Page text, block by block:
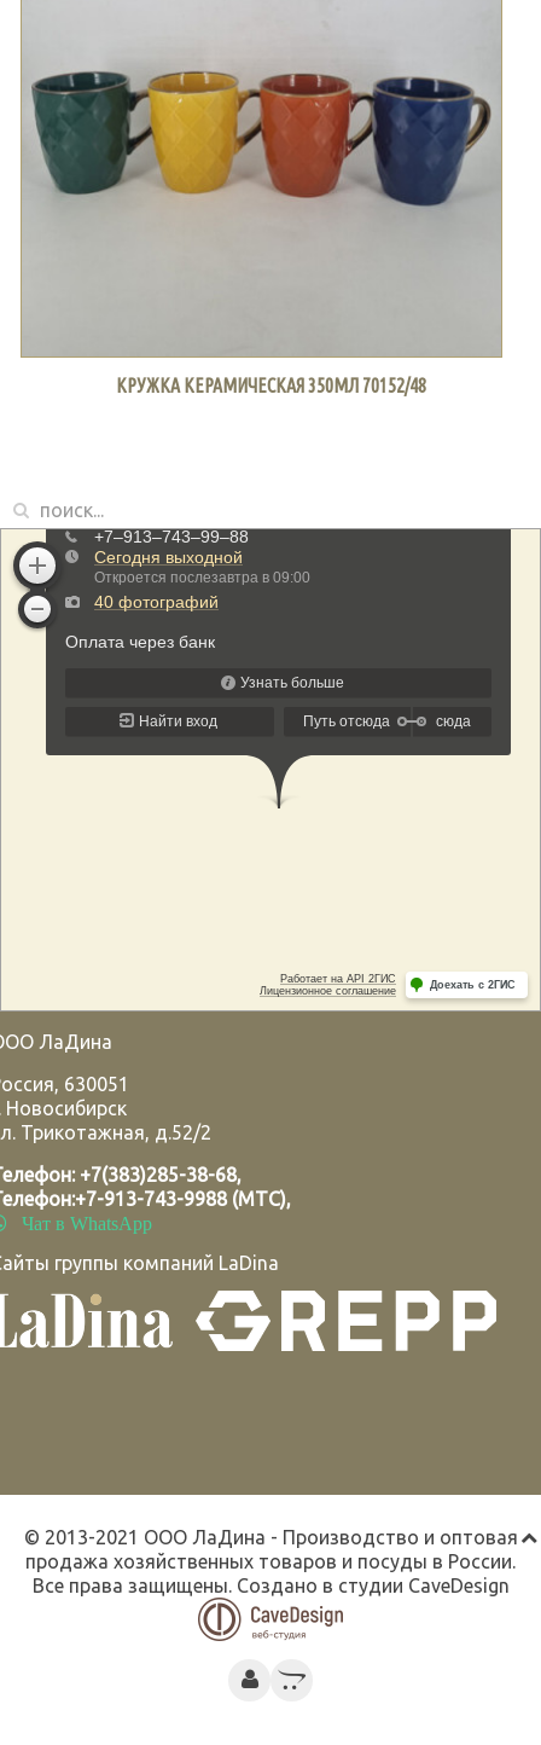
КРУЖКА КЕРАМИЧЕСКАЯ 350МЛ 70152/48
ЛаДина
, 630051
Новосибирск
Трикотажная, д.52/2
+7(383)285-38-68,
+7-913-743-9988 (МТС),
Чат в WhatsApp
группы компаний LaDina
© 2013-2021 ООО ЛаДина - Производство и оптовая
продажа хозяйственных товаров и посуды в России.
Все права защищены. Создано в студии CaveDesign